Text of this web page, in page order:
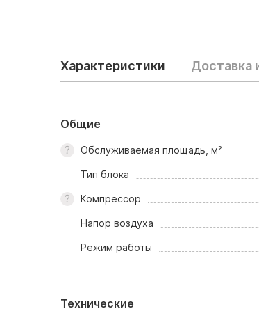
Характеристики Доставка
Общие
Обслуживаемая площадь, м²
Тип блока
Компрессор
Напор воздуха
Режим работы
Технические